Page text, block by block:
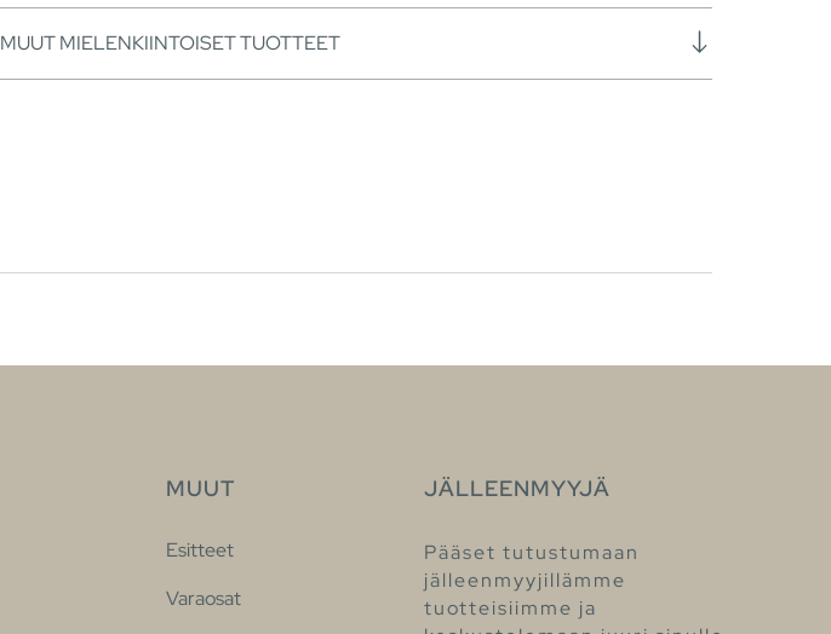
MUUT MIELENKIINTOISET TUOTTEET
MUUT
Esitteet
Varaosat
JÄLLEENMYYJÄ
Pääset tutustumaan
jälleenmyyjillämme
tuotteisiimme ja